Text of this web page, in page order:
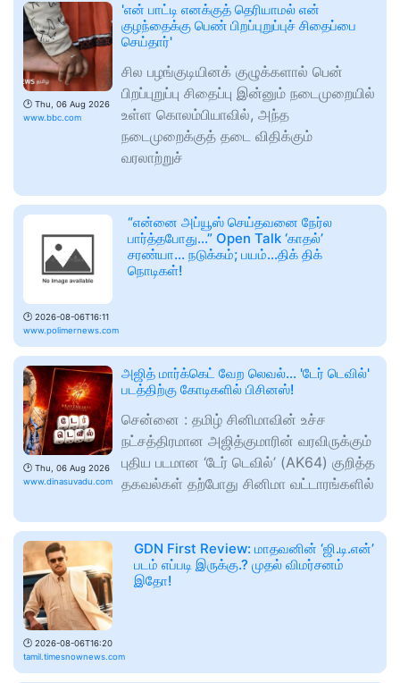
🕑 Thu, 06 Aug 2026
www.bbc.com
'என் பாட்டி எனக்குத் தெரியாமல் என்
குழந்தைக்கு பெண் பிறப்புறுப்புச் சிதைப்பை
செய்தார்'
சில பழங்குடியினக் குழுக்களால் பென்
பிறப்புறுப்பு சிதைப்பு இன்னும் நடைமுறையில்
உள்ள கொலம்பியாவில், அந்த
நடைமுறைக்குத் தடை விதிக்கும்
வரலாற்றுச்
🕑 2026-08-06T16:11
www.polimernews.com
“என்னை அப்யூஸ் செய்தவனை நேர்ல
பார்த்தபோது...” Open Talk ‘காதல்’
சரண்யா... நடுக்கம்; பயம்...திக் திக்
நொடிகள்!
🕑 Thu, 06 Aug 2026
www.dinasuvadu.com
அஜித் மார்க்கெட் வேற லெவல்... 'டேர் டெவில்'
படத்திற்கு கோடிகளில் பிசினஸ்!
சென்னை : தமிழ் சினிமாவின் உச்ச
நட்சத்திரமான அஜித்குமாரின் வரவிருக்கும்
புதிய படமான ‘டேர் டெவில்’ (AK64) குறித்த
தகவல்கள் தற்போது சினிமா வட்டாரங்களில்
🕑 2026-08-06T16:20
tamil.timesnownews.com
GDN First Review: மாதவனின் ‘ஜி.டி.என்’
படம் எப்படி இருக்கு.? முதல் விமர்சனம்
இதோ!